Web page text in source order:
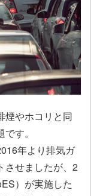
煙やホコリと同
す。
年より排気ガ
させましたが、2
）が実施した